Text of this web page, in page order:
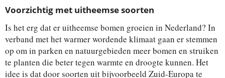
Voorzichtig met uitheemse soorten
Is het erg dat er uitheemse bomen groeien in Nederland? In
verband met het warmer wordende klimaat gaan er stemmen
op om in parken en natuurgebieden meer bomen en struiken
te planten die beter tegen warmte en droogte kunnen. Het
idee is dat door soorten uit bijvoorbeeld Zuid-Europa te